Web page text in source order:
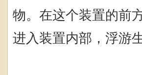
物。在这个装置的前
进入装置内部，浮游